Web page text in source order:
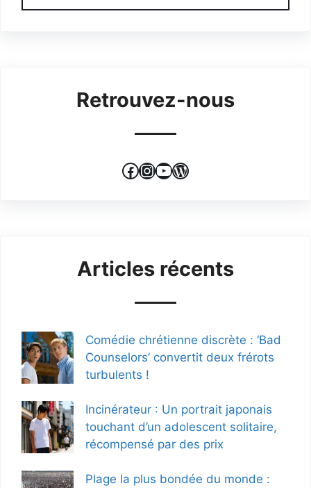
Retrouvez-nous
Facebook
Instagram
YouTube
WordPress
Articles récents
Comédie chrétienne discrète : ‘Bad
Counselors’ convertit deux frérots
turbulents !
Incinérateur : Un portrait japonais
touchant d’un adolescent solitaire,
récompensé par des prix
Plage la plus bondée du monde :